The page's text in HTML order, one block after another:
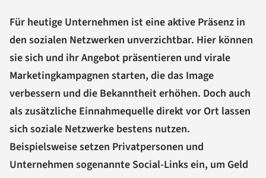
Für heutige Unternehmen ist eine aktive Präsenz in
den sozialen Netzwerken unverzichtbar. Hier können
sie sich und ihr Angebot präsentieren und virale
Marketingkampagnen starten, die das Image
verbessern und die Bekanntheit erhöhen. Doch auch
als zusätzliche Einnahmequelle direkt vor Ort lassen
sich soziale Netzwerke bestens nutzen.
Beispielsweise setzen Privatpersonen und
Unternehmen sogenannte Social-Links ein, um Geld